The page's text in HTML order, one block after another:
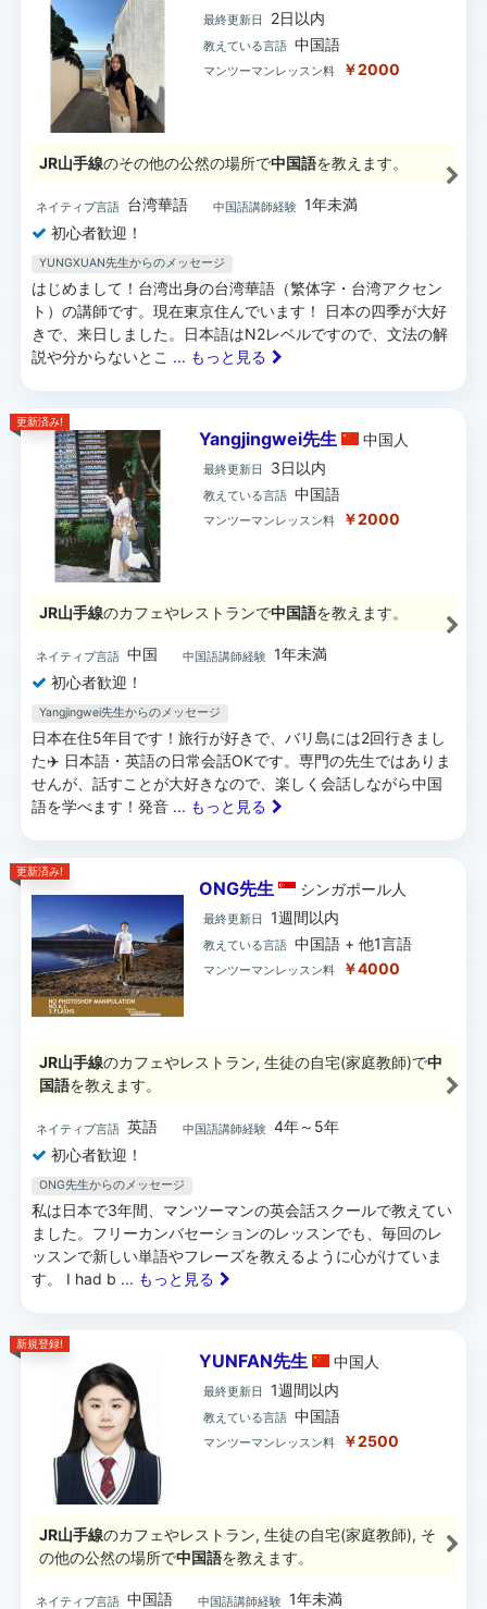
最終更新日 2日以内
教えている言語 中国語
マンツーマンレッスン料 ￥2000
JR山手線のその他の公然の場所で中国語を教えます。
ネイティブ言語 台湾華語 中国語講師経験 1年未満
初心者歓迎！
YUNGXUAN先生からのメッセージ
はじめまして！台湾出身の台湾華語（繁体字・台湾アクセン
ト）の講師です。現在東京住んでいます！ 日本の四季が大好
きで、来日しました。日本語はN2レベルですので、文法の解
説や分からないとこ ... もっと見る
更新済み!
Yangjingwei先生 中国 人
最終更新日 3日以内
教えている言語 中国語
マンツーマンレッスン料 ￥2000
JR山手線のカフェやレストランで中国語を教えます。
ネイティブ言語 中国 中国語講師経験 1年未満
初心者歓迎！
Yangjingwei先生からのメッセージ
日本在住5年目です！旅行が好きで、バリ島には2回行きまし
た✈️ 日本語・英語の日常会話OKです。専門の先生ではありま
せんが、話すことが大好きなので、楽しく会話しながら中国
語を学べます！発音 ... もっと見る
更新済み!
ONG先生 シンガポール人
最終更新日 1週間以内
教えている言語 中国語 + 他1言語
マンツーマンレッスン料 ￥4000
JR山手線のカフェやレストラン, 生徒の自宅(家庭教師)で中
国語を教えます。
ネイティブ言語 英語 中国語講師経験 4年～5年
初心者歓迎！
ONG先生からのメッセージ
私は日本で3年間、マンツーマンの英会話スクールで教えてい
ました。フリーカンバセーションのレッスンでも、毎回のレ
ッスンで新しい単語やフレーズを教えるように心がけていま
す。 I had b ... もっと見る
新規登録!
YUNFAN先生 中国 人
最終更新日 1週間以内
教えている言語 中国語
マンツーマンレッスン料 ￥2500
JR山手線のカフェやレストラン, 生徒の自宅(家庭教師), そ
の他の公然の場所で中国語を教えます。
ネイティブ言語 中国語 中国語講師経験 1年未満